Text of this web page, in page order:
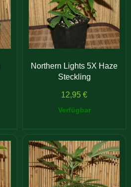
Northern Lights 5X Haze
Steckling
12,95 €
Verfügbar